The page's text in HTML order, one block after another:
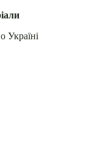
Україні